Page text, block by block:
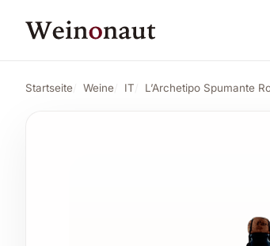
Startseite Weine IT L’Archetipo Spumante